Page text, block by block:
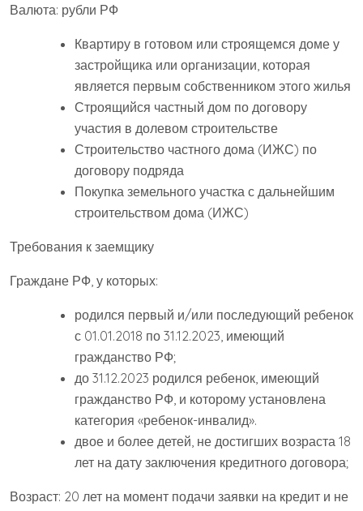
Валюта: рубли РФ
Квартиру в готовом или строящемся доме у
застройщика или организации, которая
является первым собственником этого жилья
Строящийся частный дом по договору
участия в долевом строительстве
Строительство частного дома (ИЖС) по
договору подряда
Покупка земельного участка с дальнейшим
строительством дома (ИЖС)
Требования к заемщику
Граждане РФ, у которых:
родился первый и/или последующий ребенок
с 01.01.2018 по 31.12.2023, имеющий
гражданство РФ;
до 31.12.2023 родился ребенок, имеющий
гражданство РФ, и которому установлена
категория «ребенок-инвалид».
двое и более детей, не достигших возраста 18
лет на дату заключения кредитного договора;
Возраст: 20 лет на момент подачи заявки на кредит и не